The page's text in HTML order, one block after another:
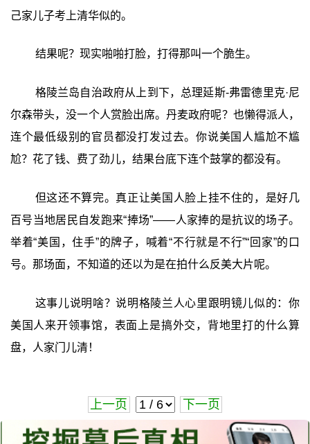
己家儿子考上清华似的。
结果呢？现实啪啪打脸，打得那叫一个脆生。
格陵兰岛自治政府从上到下，总理延斯-弗雷德里克·尼
尔森带头，没一个人赏脸出席。丹麦政府呢？也懒得派人，
连个最低级别的官员都没打发过去。你说美国人尴尬不尴
尬？花了钱、费了劲儿，结果台底下连个鼓掌的都没有。
但这还不算完。真正让美国人脸上挂不住的，是好几
百号当地居民自发跑来“捧场”——人家捧的是抗议的场子。
举着“美国，住手”的牌子，喊着“不行就是不行”“回家”的口
号。那场面，不知道的还以为是在拍什么反美大片呢。
这事儿说明啥？说明格陵兰人心里跟明镜儿似的：你
美国人来开领事馆，表面上是搞外交，背地里打的什么算
盘，人家门儿清！
上一页 下一页